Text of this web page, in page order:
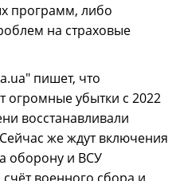
программ, либо
на страховые
пишет, что
огромные убытки с 2022
восстанавливали
же ждут включения
оборону и ВСУ
военного сбора и